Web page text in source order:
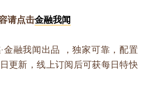
请点击金融我闻
融我闻出品 ，独家可靠，配置
更新，线上订阅后可获每日特快